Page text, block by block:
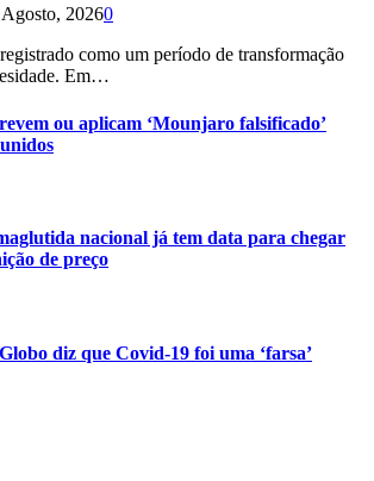
Agosto, 20260
como um período de transformação
Em…
ou aplicam ‘Mounjaro falsificado’
nacional já tem data para chegar
de preço
diz que Covid-19 foi uma ‘farsa’